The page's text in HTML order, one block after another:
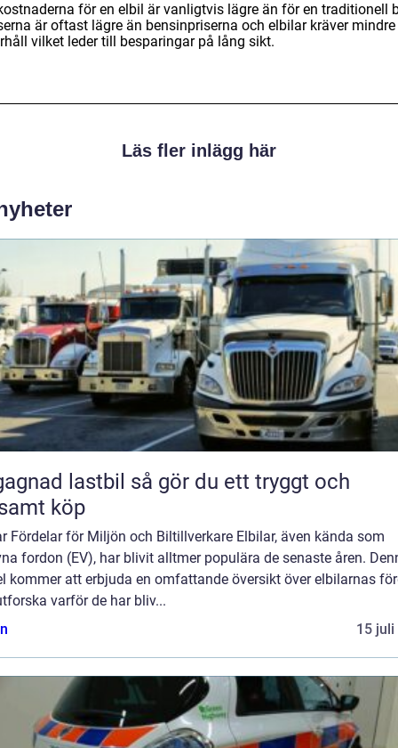
för en elbil är vanligtvis lägre än för en traditionell
är oftast lägre än bensinpriserna och elbilar kräver mindre
vilket leder till besparingar på lång sikt.
Läs fler inlägg här
lastbil så gör du ett tryggt och
köp
Fördelar för Miljön och Biltillverkare Elbilar, även kända som
fordon (EV), har blivit alltmer populära de senaste åren.
kommer att erbjuda en omfattande översikt över elbilarnas
varför de har bliv...
15 juli